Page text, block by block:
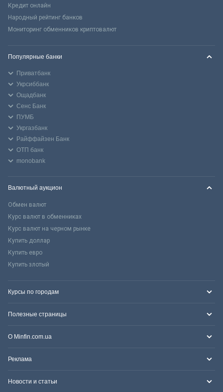
Кредит онлайн
Народный рейтинг банков
Мониторинг обменников криптовалют
Популярные банки
Приватбанк
Укрсиббанк
Ощадбанк
Сенс Банк
ПУМБ
Укргазбанк
Райффайзен Банк
ОТП банк
monobank
Валютный аукцион
Обмен валют
Курс валют в обменниках
Курс валют на черном рынке
Купить доллар
Купить евро
Купить злотый
Курсы по городам
Полезные страницы
О Minfin.com.ua
Реклама
Новости и статьи